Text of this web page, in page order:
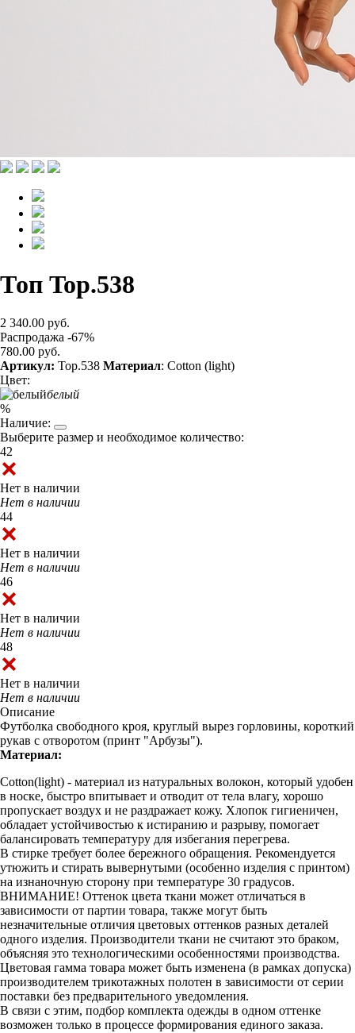
Топ Top.538
2 340.00 руб.
Распродажа -67%
780.00 руб.
Артикул: Top.538 Материал: Cotton (light)
Цвет:
белый
%
Наличие:
Выберите размер и необходимое количество:
42
Нет в наличии
Нет в наличии
44
Нет в наличии
Нет в наличии
46
Нет в наличии
Нет в наличии
48
Нет в наличии
Нет в наличии
Описание
Футболка свободного кроя, круглый вырез горловины, короткий
рукав с отворотом (принт "Арбузы").
Материал:
Cotton(light) - материал из натуральных волокон, который удобен
в носке, быстро впитывает и отводит от тела влагу, хорошо
пропускает воздух и не раздражает кожу. Хлопок гигиеничен,
обладает устойчивостью к истиранию и разрыву, помогает
балансировать температуру для избегания перегрева.
В стирке требует более бережного обращения. Рекомендуется
утюжить и стирать вывернутыми (особенно изделия с принтом)
на изнаночную сторону при температуре 30 градусов.
ВНИМАНИЕ! Оттенок цвета ткани может отличаться в
зависимости от партии товара, также могут быть
незначительные отличия цветовых оттенков разных деталей
одного изделия. Производители ткани не считают это браком,
объясняя это технологическими особенностями производства.
Цветовая гамма товара может быть изменена (в рамках допуска)
производителем трикотажных полотен в зависимости от серии
поставки без предварительного уведомления.
В связи с этим, подбор комплекта одежды в одном оттенке
возможен только в процессе формирования единого заказа.